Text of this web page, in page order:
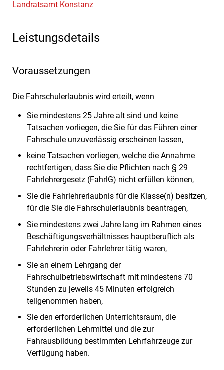
Landratsamt Konstanz
Leistungsdetails
Voraussetzungen
Die Fahrschulerlaubnis wird erteilt, wenn
Sie mindestens 25 Jahre alt sind und keine
Tatsachen vorliegen, die Sie für das Führen einer
Fahrschule unzuverlässig erscheinen lassen,
keine Tatsachen vorliegen, welche die Annahme
rechtfertigen, dass Sie die Pflichten nach § 29
Fahrlehrergesetz (FahrlG) nicht erfüllen können,
Sie die Fahrlehrerlaubnis für die Klasse(n) besitzen,
für die Sie die Fahrschulerlaubnis beantragen,
Sie mindestens zwei Jahre lang im Rahmen eines
Beschäftigungsverhältnisses hauptberuflich als
Fahrlehrerin oder Fahrlehrer tätig waren,
Sie an einem Lehrgang der
Fahrschulbetriebswirtschaft mit mindestens 70
Stunden zu jeweils 45 Minuten erfolgreich
teilgenommen haben,
Sie den erforderlichen Unterrichtsraum, die
erforderlichen Lehrmittel und die zur
Fahrausbildung bestimmten Lehrfahrzeuge zur
Verfügung haben.